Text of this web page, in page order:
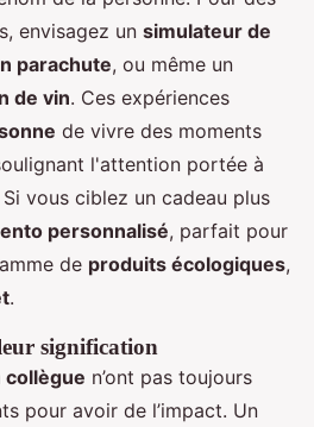
envisagez un simulateur de
parachute, ou même un
de vin. Ces expériences
de vivre des moments
l'attention portée à
vous ciblez un cadeau plus
personnalisé, parfait pour
de produits écologiques,
.
signification
collègue n’ont pas toujours
pour avoir de l’impact. Un